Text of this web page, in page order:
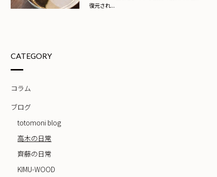
復元され...
CATEGORY
コラム
ブログ
totomoni blog
高木の日常
齊藤の日常
KIMU-WOOD